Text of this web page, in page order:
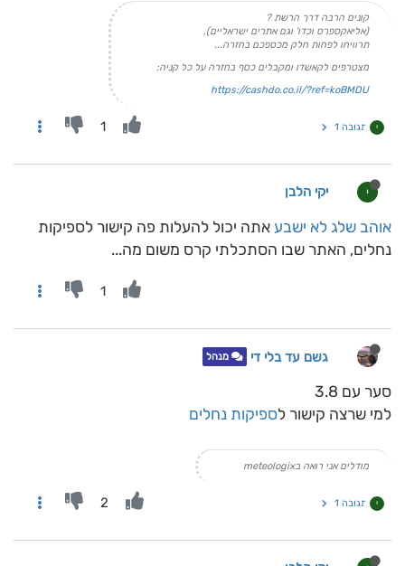
קונים הרבה דרך הרשת ?
(אליאקספרס וכדו' וגם אתרים ישראליים),
תרוויחו לפחות חלק מכספכם בחזרה...
מצטרפים לקאשדו ומקבלים כסף בחזרה על כל קניה:
https://cashdo.co.il/?ref=koBMDU
י תגובה 1 1
י יקי הלבן
אוהב שלג לא ישבע אתה יכול להעלות פה קישור לספיקות
נחלים, האתר שבו הסתכלתי קרס משום מה...
1
גשם עד בלי די מנהל
סער עם 3.8
למי שרצה קישור לספיקות נחלים
מודלים אני רואה בmeteologix
י תגובה 1 2